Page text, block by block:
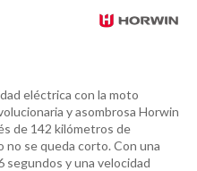
eléctrica con la moto
y asombrosa Horwin
de 142 kilómetros de
se queda corto. Con una
segundos y una velocidad